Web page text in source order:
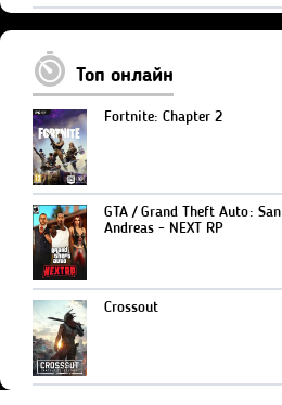
Топ онлайн
Fortnite: Chapter 2
GTA / Grand Theft Auto: San
Andreas - NEXT RP
Crossout